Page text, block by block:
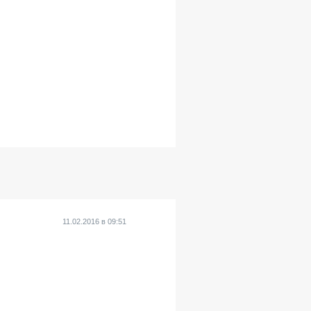
11.02.2016 в 09:51